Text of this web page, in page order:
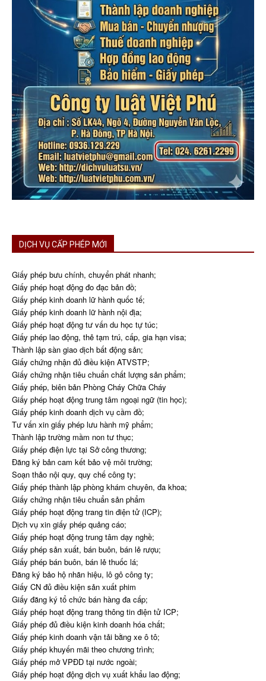
DỊCH VỤ CẤP PHÉP MỚI
Giấy phép bưu chính, chuyển phát nhanh;
Giấy phép hoạt động đo đạc bản đồ;
Giấy phép kinh doanh lữ hành quốc tế;
Giấy phép kinh doanh lữ hành nội địa;
Giấy phép hoạt động tư vấn du học tự túc;
Giấy phép lao động, thẻ tạm trú, cấp, gia hạn visa;
Thành lập sàn giao dịch bất động sản;
Giấy chứng nhận đủ điều kiện ATVSTP;
Giấy chứng nhận tiêu chuẩn chất lượng sản phẩm;
Giấy phép, biên bản Phòng Cháy Chữa Cháy
Giấy phép hoạt động trung tâm ngoại ngữ (tin học);
Giấy phép kinh doanh dịch vụ cầm đồ;
Tư vấn xin giấy phép lưu hành mỹ phẩm;
Thành lập trường mầm non tư thục;
Giấy phép điện lực tại Sở công thương;
Đăng ký bản cam kết bảo vệ môi trường;
Soạn thảo nội quy, quy chế công ty;
Giấy phép thành lập phòng khám chuyên, đa khoa;
Giấy chứng nhận tiêu chuẩn sản phẩm
Giấy phép hoạt động trang tin điện tử (ICP);
Dịch vụ xin giấy phép quảng cáo;
Giấy phép hoạt động trung tâm dạy nghề;
Giấy phép sản xuất, bán buôn, bán lẻ rượu;
Giấy phép bán buôn, bán lẻ thuốc lá;
Đăng ký bảo hộ nhãn hiệu, lô gô công ty;
Giấy CN đủ điều kiện sản xuất phim
Giấy đăng ký tổ chức bán hàng đa cấp;
Giấy phép hoạt động trang thông tin điện tử ICP;
Giấy phép đủ điều kiện kinh doanh hóa chất;
Giấy phép kinh doanh vận tải bằng xe ô tô;
Giấy phép khuyến mãi theo chương trình;
Giấy phép mở VPĐD tại nước ngoài;
Giấy phép hoạt động dịch vụ xuất khẩu lao động;